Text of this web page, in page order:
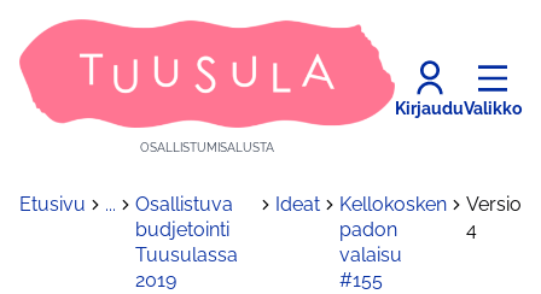
OSALLISTUMISALUSTA
KirjauduValikko
Etusivu ...
Osallistuva
budjetointi
Tuusulassa
2019
Ideat
Kellokosken
padon
valaisu
#155
Versio
4